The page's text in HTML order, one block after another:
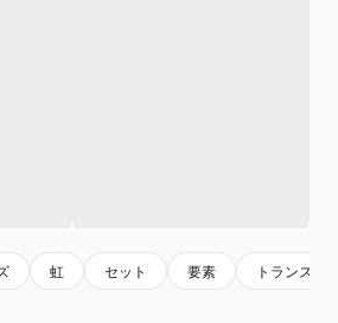
虹 セット 要素 トランスジ